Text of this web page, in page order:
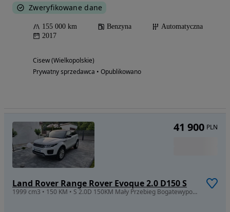
Zweryfikowane dane
155 000 km Benzyna
Automatyczna
2017
Cisew (Wielkopolskie)
Prywatny sprzedawca • Opublikowano
Land Rover Range Rover Evoque 2.0 D150 S
1999 cm3 • 150 KM • S 2.0D 150KM Mały Przebieg Bogatewyposażenie Bezwypadkowy Stan Bdb !
41 900 PLN